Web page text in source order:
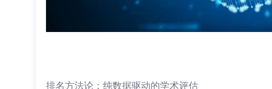
排名方法论：纯数据驱动的学术评估